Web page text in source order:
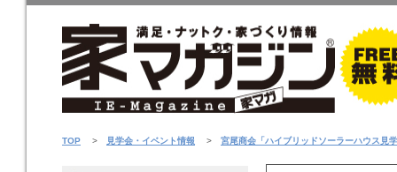
TOP > 見学会・イベント情報 > 宮尾商会「ハイブリッドソーラーハウス見